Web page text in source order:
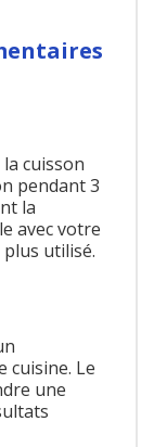
cuisson
pendant 3
la
avec votre
utilisé.
cuisine. Le
une